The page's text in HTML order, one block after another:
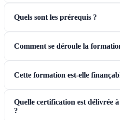
Quels sont les prérequis ?
Comment se déroule la
Cette formation est-elle
Quelle certification est délivrée
?